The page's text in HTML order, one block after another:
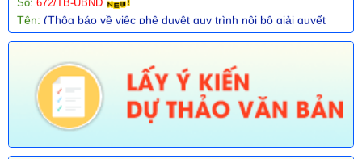
Tên:(Thôg báo về việc phê duyệt quy trình nội bộ giải quyết
TTHC trong lĩnh vực Thông tin, báo chí nước ngoài tại Việt Nam
thuộc phạm vi chức năng quản lý nhà nước của Văn phòng
ĐGHC)
Ngày ban hành: (30/07/2026)
673/TB-UBND
(Thông báo về việc công bố Danh mục thủ tục hành chính
được sửa đổi, bổ sung trong lĩnh vực Phát thanh truyền hình và